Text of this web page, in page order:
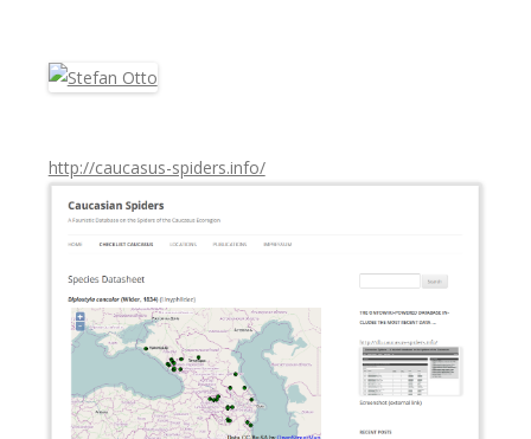
c
h
http://caucasus-spiders.info/